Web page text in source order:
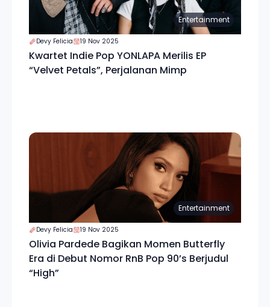
Entertainment
Devy Felicia 19 Nov 2025
Kwartet Indie Pop YONLAPA Merilis EP
“Velvet Petals”, Perjalanan Mimp
Entertainment
Devy Felicia 19 Nov 2025
Olivia Pardede Bagikan Momen Butterfly
Era di Debut Nomor RnB Pop 90’s Berjudul
“High”